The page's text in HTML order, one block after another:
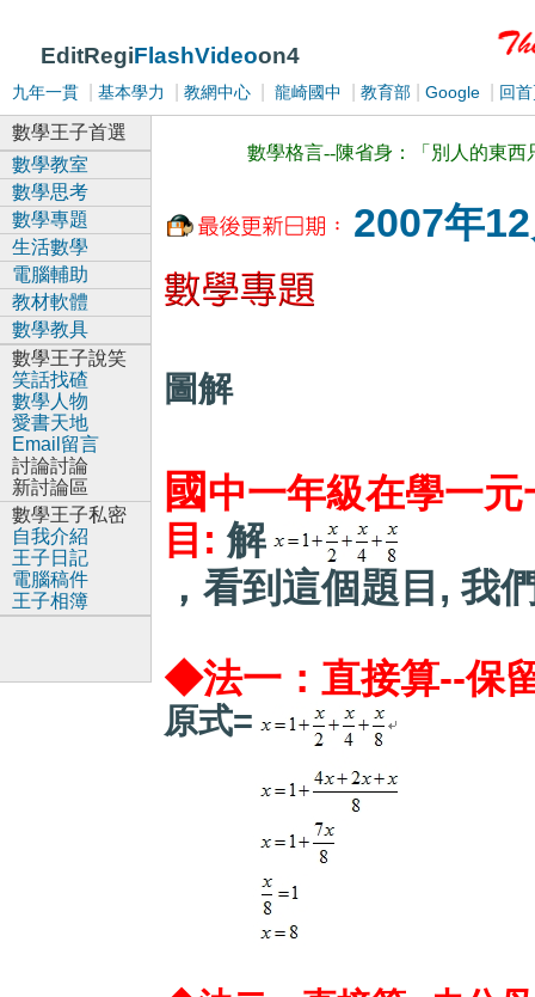
EditRegiFlashVideoon4
九年一貫 基本學力 教網中心 龍崎國中 教育部 Google 回
數學格言--陳省身：「別人的東
2007年
圖解數
國中一年級在學一
目: 解
，看到這個題目, 我
◆法一：直接算--保
原式=
數學王子首選
數學教室
數學思考
數學專題
生活數學
電腦輔助
教材軟體
數學教具
數學王子說笑
笑話找碴
數學人物
愛書天地
Email留言
討論討論
新討論區
數學王子私密
自我介紹
王子日記
電腦稿件
王子相簿